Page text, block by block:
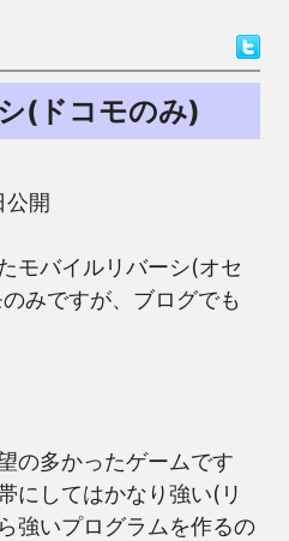
(ドコモのみ)
開
モバイルリバーシ(オセ
みですが、ブログでも
の多かったゲームです
にしてはかなり強い(リ
強いプログラムを作るの